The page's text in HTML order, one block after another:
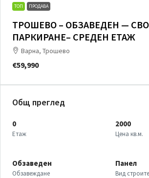
ТОП ПРОДАВА
ТРОШЕВО – ОБЗАВЕДЕН —
ПАРКИРАНЕ– СРЕДЕН ЕТАЖ
Варна, Трошево
€59,990
Общ преглед
0
Етаж
2000
Цена кв.м.
Обзаведен
Обзавеждане
Панел
Вид